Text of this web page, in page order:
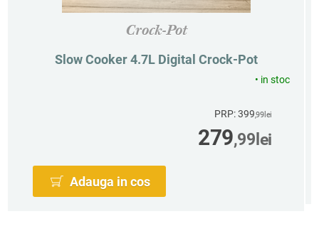
Crock-Pot
Slow Cooker 4.7L Digital Crock-Pot
• in stoc
PRP: 399,99 lei
279,99 lei
Adauga in cos